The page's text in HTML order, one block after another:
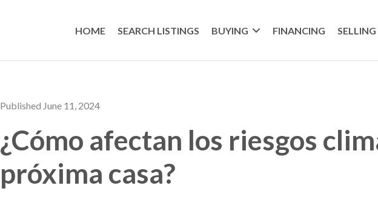
HOME SEARCH LISTINGS BUYING FINANCING SELLING
Published June 11, 2024
¿Cómo afectan los riesgos
próxima casa?